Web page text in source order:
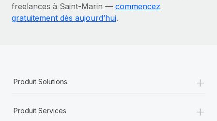
freelances à Saint‑Marin — commencez
gratuitement dès aujourd’hui.
Produit Solutions +
Produit Services +